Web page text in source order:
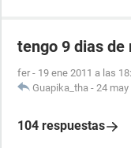
tengo 9 dias de
fer - 19 ene 2011 a las
Guapika_tha - 24 may
104 respuestas